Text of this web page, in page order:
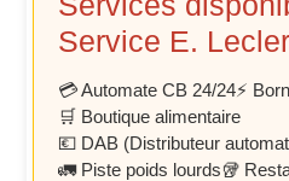
Service E.
💳 Automate CB 24/24⚡
🛒 Boutique alimentaire
💶 DAB (Distributeur
🚛 Piste poids lourds🥡